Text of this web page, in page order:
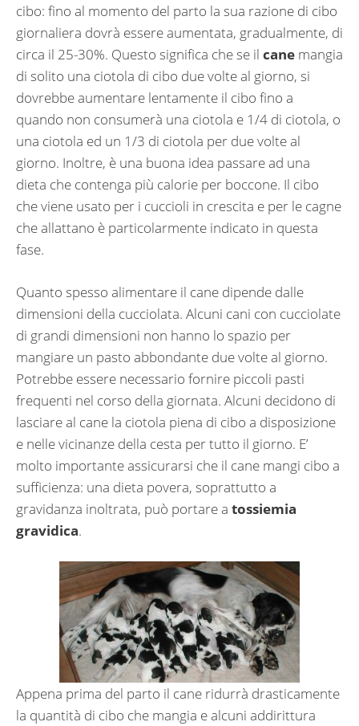
cibo: fino al momento del parto la sua razione di cibo
giornaliera dovrà essere aumentata, gradualmente, di
circa il 25-30%. Questo significa che se il cane mangia
di solito una ciotola di cibo due volte al giorno, si
dovrebbe aumentare lentamente il cibo fino a
quando non consumerà una ciotola e 1/4 di ciotola, o
una ciotola ed un 1/3 di ciotola per due volte al
giorno. Inoltre, è una buona idea passare ad una
dieta che contenga più calorie per boccone. Il cibo
che viene usato per i cuccioli in crescita e per le cagne
che allattano è particolarmente indicato in questa
fase.
Quanto spesso alimentare il cane dipende dalle
dimensioni della cucciolata. Alcuni cani con cucciolate
di grandi dimensioni non hanno lo spazio per
mangiare un pasto abbondante due volte al giorno.
Potrebbe essere necessario fornire piccoli pasti
frequenti nel corso della giornata. Alcuni decidono di
lasciare al cane la ciotola piena di cibo a disposizione
e nelle vicinanze della cesta per tutto il giorno. E’
molto importante assicurarsi che il cane mangi cibo a
sufficienza: una dieta povera, soprattutto a
gravidanza inoltrata, può portare a tossiemia
gravidica.
Appena prima del parto il cane ridurrà drasticamente
la quantità di cibo che mangia e alcuni addirittura